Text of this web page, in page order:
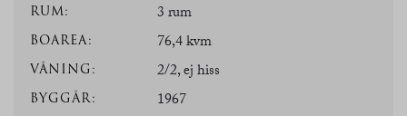
RUM: 3 rum
BOAREA: 76,4 kvm
VÅNING: 2/2, ej hiss
BYGGÅR: 1967